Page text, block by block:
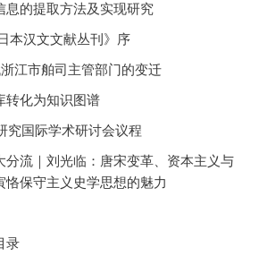
息的提取方法及实现研究
本汉文文献丛刊》序
江市舶司主管部门的变迁
转化为知识图谱
究国际学术研讨会议程
分流｜刘光临：唐宋变革、资本主义与
保守主义史学思想的魅力
录